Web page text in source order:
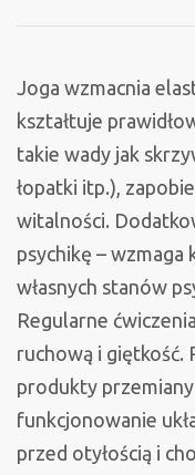
Joga wzmacnia
kształtuje
takie wady jak
łopatki itp.),
witalności.
psychikę – wzmaga
własnych stanów
Regularne
ruchową i giętkość.
produkty
funkcjonowanie
przed otyłością i